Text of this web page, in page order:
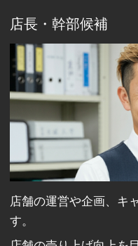
店長・幹部候補
店舗の運営や企画、キ
す。